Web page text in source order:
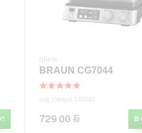
гриль
BRAUN CG7044
код товара 148340
В
729.00